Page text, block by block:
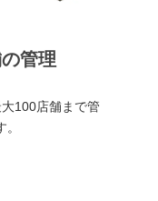
管理
100店舗まで管